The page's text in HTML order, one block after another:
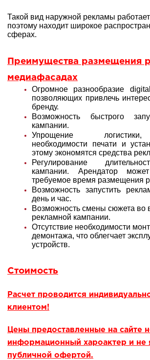
Такой вид наружной рекламы работает
поэтому находит широкое
сферах.
Преимущества размещения
медиафасадах
Огромное разнообразие
позволяющих привлечь
бренду.
Возможность быстрого
кампании.
Упрощение
необходимости печати и
этому экономятся средства
Регулирование
кампании. Арендатор
требуемое время размещения
Возможность запустить
день и час.
Возможность смены сюжета во
рекламной кампании.
Отсутствие необходимости
демонтажа, что облегчает
устройств.
Стоимость
Расчет проводится
клиентом!
Цены предоставленные на сайте
информационный хароактер и не
публичной офертой.